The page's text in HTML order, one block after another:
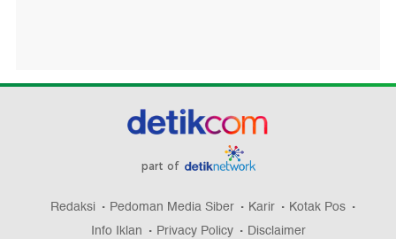
part of
Redaksi Pedoman Media Siber Karir
Kotak Pos
Info Iklan
Privacy Policy Disclaimer